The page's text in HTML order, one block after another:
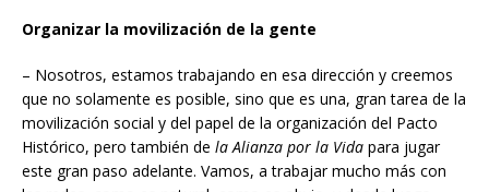
Organizar la movilización de la gente
– Nosotros, estamos trabajando en esa dirección y creemos
que no solamente es posible, sino que es una, gran tarea de la
movilización social y del papel de la organización del Pacto
Histórico, pero también de la Alianza por la Vida para jugar
este gran paso adelante. Vamos, a trabajar mucho más con